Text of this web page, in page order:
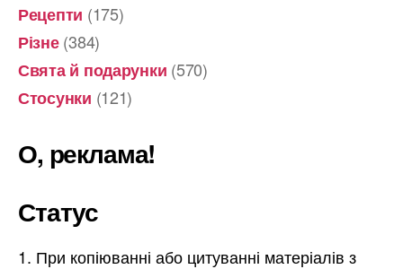
Рецепти (175)
Різне(384)
Свята й подарунки (570)
Стосунки (121)
О, реклама!
Статус
При копіюванні або цитуванні матеріалів з